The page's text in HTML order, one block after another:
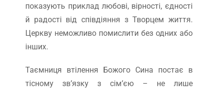
показують приклад любові, вірності, єдності
й радості від співдіяння з Творцем життя.
Церкву неможливо помислити без одних або
інших.
Таємниця втілення Божого Сина постає в
тісному зв’язку з сім’єю – не лише